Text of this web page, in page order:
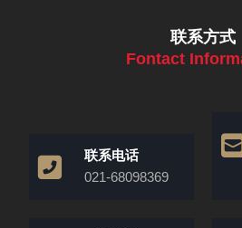
联系方式
Fontact
联系电话
021-68098369